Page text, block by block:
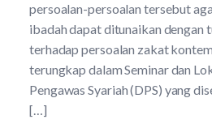
persoalan-persoalan tersebut
ibadah dapat ditunaikan dengan
terhadap persoalan zakat
terungkap dalam Seminar dan
Pengawas Syariah (DPS) yang
[…]